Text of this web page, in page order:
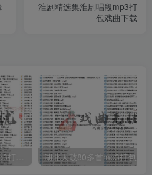
淮剧精选集淮剧唱段mp3打
包戏曲下载
收藏版郭德纲相声专辑mp3打包戏曲下载